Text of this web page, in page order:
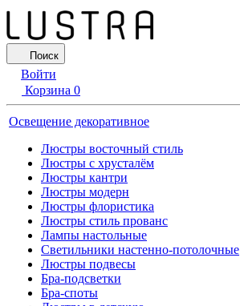
Поиск
Войти
Корзина 0
Освещение декоративное
Люстры восточный стиль
Люстры с хрусталём
Люстры кантри
Люстры модерн
Люстры флористика
Люстры стиль прованс
Лампы настольные
Светильники настенно-потолочные
Люстры подвесы
Бра-подсветки
Бра-споты